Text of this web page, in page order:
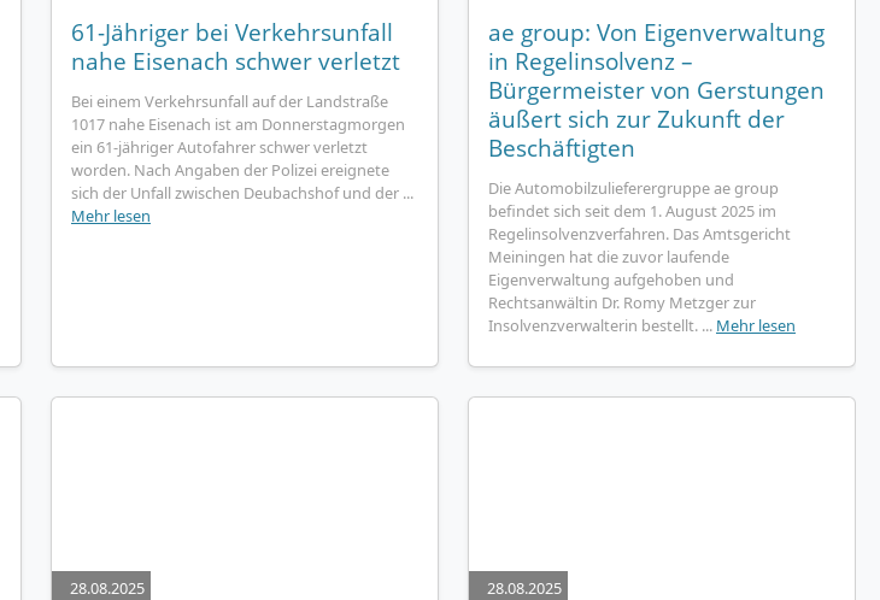
61-Jähriger bei Verkehrsunfall
nahe Eisenach schwer verletzt
Bei einem Verkehrsunfall auf der Landstraße
1017 nahe Eisenach ist am Donnerstagmorgen
ein 61-jähriger Autofahrer schwer verletzt
worden. Nach Angaben der Polizei ereignete
sich der Unfall zwischen Deubachshof und der ...
Mehr lesen
ae group: Von Eigenverwaltung
in Regelinsolvenz –
Bürgermeister von Gerstungen
äußert sich zur Zukunft der
Beschäftigten
Die Automobilzulieferergruppe ae group
befindet sich seit dem 1. August 2025 im
Regelinsolvenzverfahren. Das Amtsgericht
Meiningen hat die zuvor laufende
Eigenverwaltung aufgehoben und
Rechtsanwältin Dr. Romy Metzger zur
Insolvenzverwalterin bestellt. ... Mehr lesen
28.08.2025 28.08.2025